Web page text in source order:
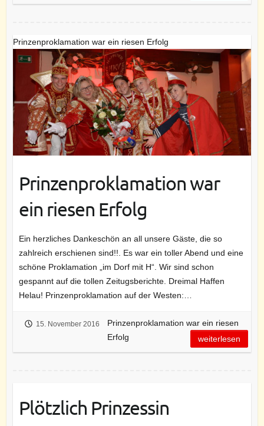
Prinzenproklamation war ein riesen Erfolg
Prinzenproklamation war
ein riesen Erfolg
Ein herzliches Dankeschön an all unsere Gäste, die so
zahlreich erschienen sind!!. Es war ein toller Abend und eine
schöne Proklamation „im Dorf mit H“. Wir sind schon
gespannt auf die tollen Zeitugsberichte. Dreimal Haffen
Helau! Prinzenproklamation auf der Westen:…
15. November 2016
Prinzenproklamation war ein riesen
Erfolg
weiterlesen
Plötzlich Prinzessin